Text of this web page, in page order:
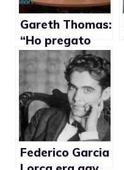
Gareth Thomas:
“Ho pregato
per essere
etero”
Federico Garcia